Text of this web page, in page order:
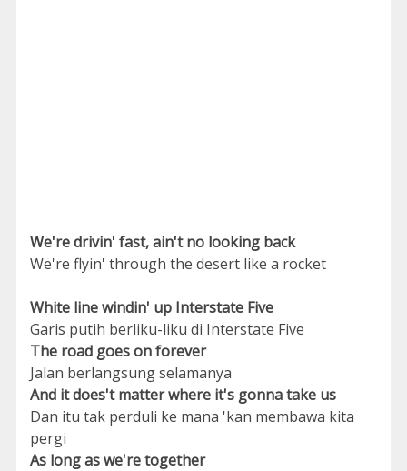
We're drivin' fast, ain't no looking back
We're flyin' through the desert like a rocket
White line windin' up Interstate Five
Garis putih berliku-liku di Interstate Five
The road goes on forever
Jalan berlangsung selamanya
And it does't matter where it's gonna take us
Dan itu tak perduli ke mana 'kan membawa kita
pergi
As long as we're together